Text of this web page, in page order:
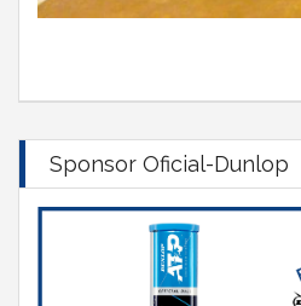
Sponsor Oficial-Dunlop